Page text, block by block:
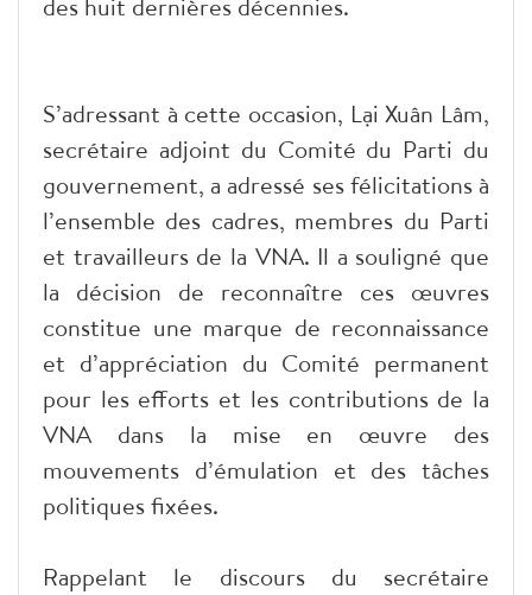
des huit dernières décennies.
S’adressant à cette occasion, Lại Xuân Lâm,
secrétaire adjoint du Comité du Parti du
gouvernement, a adressé ses félicitations à
l’ensemble des cadres, membres du Parti
et travailleurs de la VNA. Il a souligné que
la décision de reconnaître ces œuvres
constitue une marque de reconnaissance
et d’appréciation du Comité permanent
pour les efforts et les contributions de la
VNA dans la mise en œuvre des
mouvements d’émulation et des tâches
politiques fixées.
Rappelant le discours du secrétaire